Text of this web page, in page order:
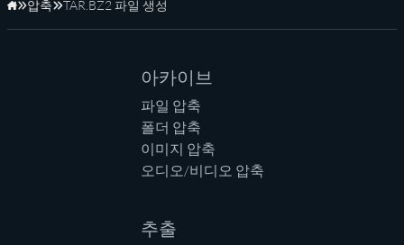
홈페이지
압축 TAR.BZ2 파일 생성
아카이브
파일 압축
폴더 압축
이미지 압축
오디오/비디오 압축
추출